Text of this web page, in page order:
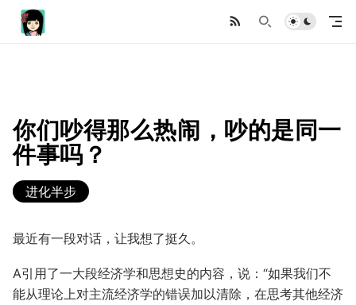
你们吵得那么热闹，吵的是同一
件事吗？
进化半步
最近有一段对话，让我想了挺久。
A引用了一大段经济学和思想史的内容，说：“如果我们不
能从理论上对主流经济学的错误加以清除，在思考其他经济